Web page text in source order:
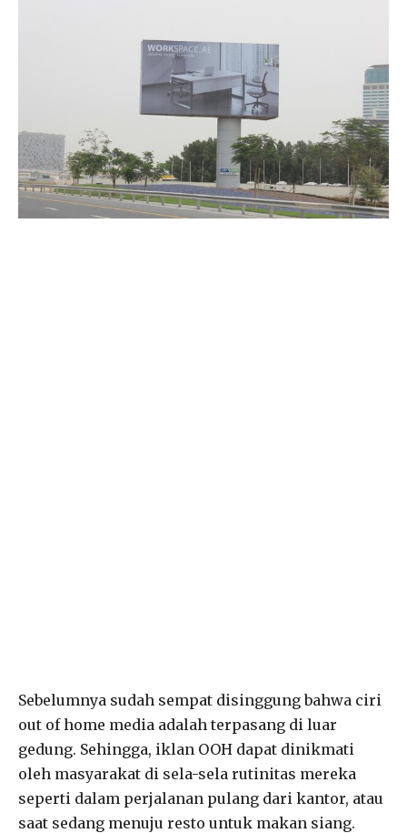
Sebelumnya sudah sempat disinggung bahwa ciri
out of home media adalah terpasang di luar
gedung. Sehingga, iklan OOH dapat dinikmati
oleh masyarakat di sela-sela rutinitas mereka
seperti dalam perjalanan pulang dari kantor, atau
saat sedang menuju resto untuk makan siang.